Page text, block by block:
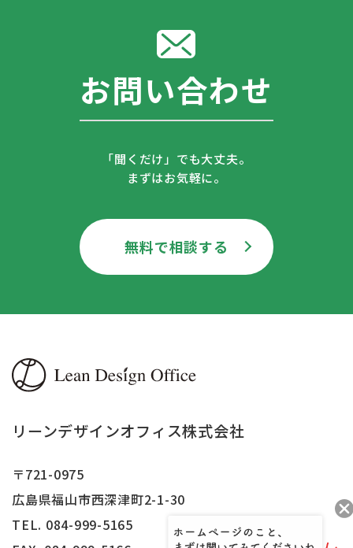
お問い合わせ
「聞くだけ」でも大丈夫。
まずはお気軽に。
無料で相談する
リーンデザインオフィス株式会社
〒721-0975
広島県福山市西深津町2-1-30
TEL. 084-999-5165